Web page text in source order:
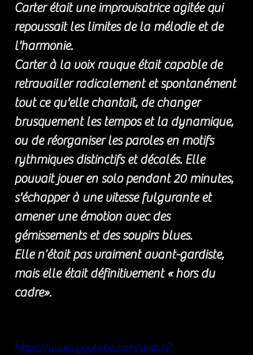
Carter était une improvisatrice agitée qui
repoussait les limites de la mélodie et de
l'harmonie.
Carter à la voix rauque était capable de
retravailler radicalement et spontanément
tout ce qu'elle chantait, de changer
brusquement les tempos et la dynamique,
ou de réorganiser les paroles en motifs
rythmiques distinctifs et décalés. Elle
pouvait jouer en solo pendant 20 minutes,
s'échapper à une vitesse fulgurante et
amener une émotion avec des
gémissements et des soupirs blues.
Elle n’était pas vraiment avant-gardiste,
mais elle était définitivement « hors du
cadre».
https://www.youtube.com/watch?